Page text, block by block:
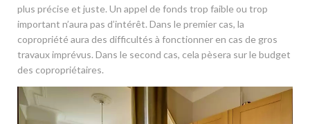
plus précise et juste. Un appel de fonds trop faible ou trop
important n’aura pas d’intérêt. Dans le premier cas, la
copropriété aura des difficultés à fonctionner en cas de gros
travaux imprévus. Dans le second cas, cela pèsera sur le budget
des copropriétaires.